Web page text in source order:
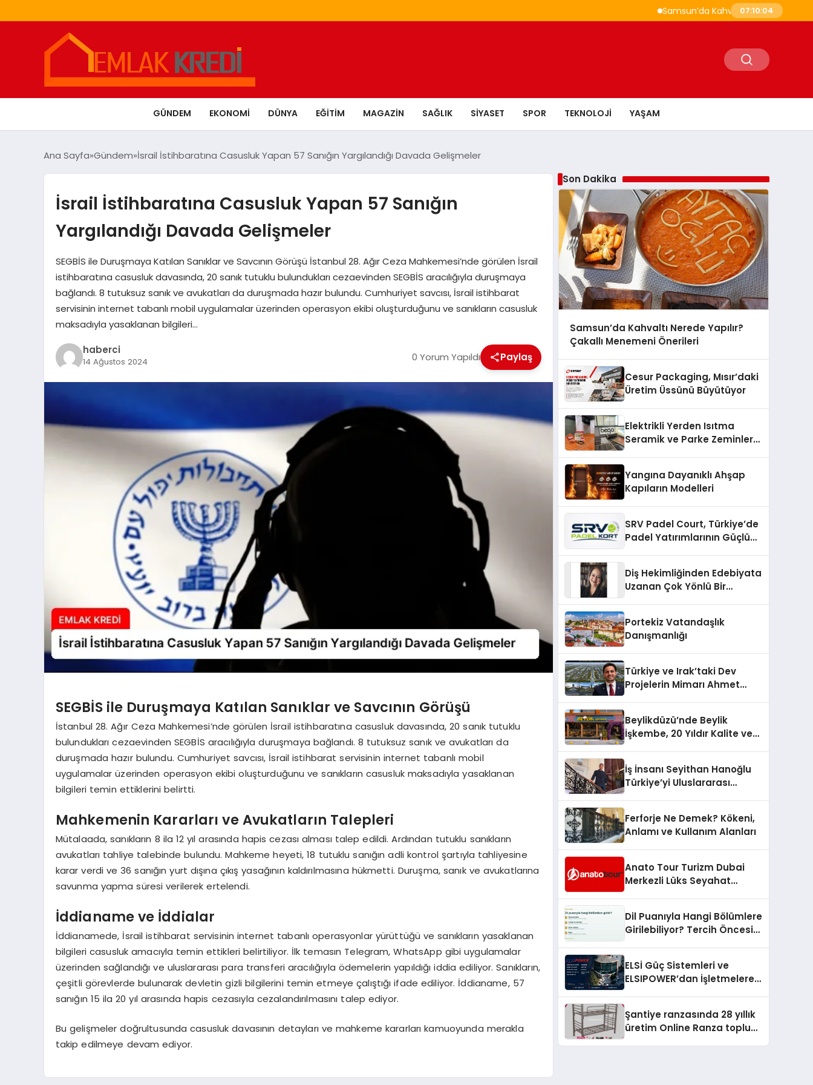
Samsun’da Kahvaltı Nerede Yapılır?
07:10:05
GÜNDEM EKONOMI DÜNYA EĞITIM MAGAZIN SAĞLIK SIYASET SPOR TEKNOLOJI YAŞAM
Ana Sayfa Gündem İsrail İstihbaratına Casusluk Yapan 57 Sanığın Yargılandığı Davada Gelişmeler
İsrail İstihbaratına Casusluk Yapan 57 Sanığın
Yargılandığı Davada Gelişmeler
SEGBİS ile Duruşmaya Katılan Sanıklar ve Savcının Görüşü İstanbul 28. Ağır Ceza Mahkemesi’nde görülen İsrail
istihbaratına casusluk davasında, 20 sanık tutuklu bulundukları cezaevinden SEGBİS aracılığıyla duruşmaya
bağlandı. 8 tutuksuz sanık ve avukatları da duruşmada hazır bulundu. Cumhuriyet savcısı, İsrail istihbarat
servisinin internet tabanlı mobil uygulamalar üzerinden operasyon ekibi oluşturduğunu ve sanıkların casusluk
maksadıyla yasaklanan bilgileri…
haberci
14 Ağustos 2024 0 Yorum Yapıldı Paylaş
SEGBİS ile Duruşmaya Katılan Sanıklar ve Savcının Görüşü
İstanbul 28. Ağır Ceza Mahkemesi’nde görülen İsrail istihbaratına casusluk davasında, 20 sanık tutuklu
bulundukları cezaevinden SEGBİS aracılığıyla duruşmaya bağlandı. 8 tutuksuz sanık ve avukatları da
duruşmada hazır bulundu. Cumhuriyet savcısı, İsrail istihbarat servisinin internet tabanlı mobil
uygulamalar üzerinden operasyon ekibi oluşturduğunu ve sanıkların casusluk maksadıyla yasaklanan
bilgileri temin ettiklerini belirtti.
Mahkemenin Kararları ve Avukatların Talepleri
Mütalaada, sanıkların 8 ila 12 yıl arasında hapis cezası alması talep edildi. Ardından tutuklu sanıkların
avukatları tahliye talebinde bulundu. Mahkeme heyeti, 18 tutuklu sanığın adli kontrol şartıyla tahliyesine
karar verdi ve 36 sanığın yurt dışına çıkış yasağının kaldırılmasına hükmetti. Duruşma, sanık ve avukatlarına
savunma yapma süresi verilerek ertelendi.
İddianame ve İddialar
İddianamede, İsrail istihbarat servisinin internet tabanlı operasyonlar yürüttüğü ve sanıkların yasaklanan
bilgileri casusluk amacıyla temin ettikleri belirtiliyor. İlk temasın Telegram, WhatsApp gibi uygulamalar
üzerinden sağlandığı ve uluslararası para transferi aracılığıyla ödemelerin yapıldığı iddia ediliyor. Sanıkların,
çeşitli görevlerde bulunarak devletin gizli bilgilerini temin etmeye çalıştığı ifade ediliyor. İddianame, 57
sanığın 15 ila 20 yıl arasında hapis cezasıyla cezalandırılmasını talep ediyor.
Bu gelişmeler doğrultusunda casusluk davasının detayları ve mahkeme kararları kamuoyunda merakla
takip edilmeye devam ediyor.
Son Dakika
Samsun’da Kahvaltı Nerede Yapılır?
Çakallı Menemeni Önerileri
Cesur Packaging, Mısır’daki
Üretim Üssünü Büyütüyor
Elektrikli Yerden Isıtma
Seramik ve Parke Zeminler
Yangına Dayanıklı Ahşap
Kapıların Modelleri
SRV Padel Court, Türkiye’de
Padel Yatırımlarının Güçlü
Diş Hekimliğinden Edebiyata
Uzanan Çok Yönlü Bir
Portekiz Vatandaşlık
Danışmanlığı
Türkiye ve Irak’taki Dev
Projelerin Mimarı Ahmet
Holding Industrial City”
Projesini Hayata Geçirecek
Beylikdüzü’nde Beylik
İşkembe, 20 Yıldır Kalite ve
İş İnsanı Seyithan Hanoğlu
Türkiye’yi Uluslararası
Ferforje Ne Demek? Kökeni,
Anlamı ve Kullanım Alanları
Anato Tour Turizm Dubai
Merkezli Lüks Seyahat
Dil Puanıyla Hangi Bölümlere
Girilebiliyor? Tercih Öncesi
ELSİ Güç Sistemleri ve
ELSIPOWER’dan İşletmelere
Şantiye ranzasında 28 yıllık
üretim Online Ranza toplu